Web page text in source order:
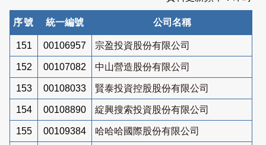
序號 統一編號 公司名稱
151 00106957 宗盈投資股份有限公司
152 00107082 中山營造股份有限公司
153 00108033 賢泰投資控股股份有限公司
154 00108890 綻興搜索投資股份有限公司
155 00109384 哈哈哈國際股份有限公司